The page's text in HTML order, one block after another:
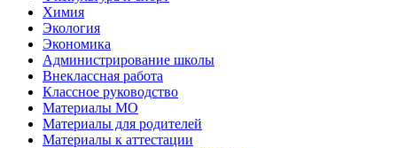
Химия
Экология
Экономика
Администрирование школы
Внеклассная работа
Классное руководство
Материалы МО
Материалы для родителей
Материалы к аттестации